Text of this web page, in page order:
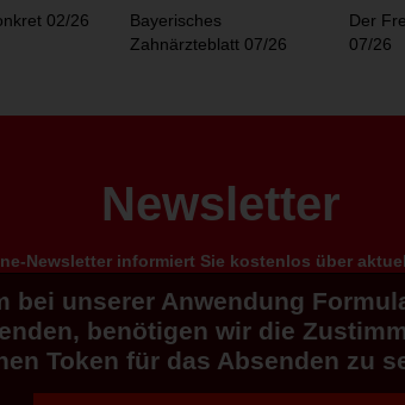
02/26
Bayerisches
Zahnärzteblatt 07/26
Der
07/26
Newsletter
Newsletter informiert Sie kostenlos über
bei unserer Anwendung
benötigen wir die
Token für das Absenden zu